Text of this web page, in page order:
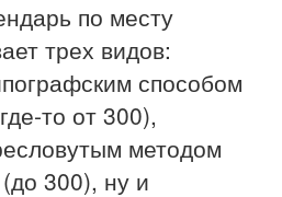
по месту
трех видов:
способом
то от 300),
методом
300), ну и